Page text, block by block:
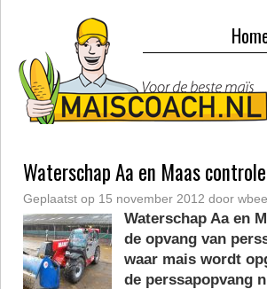
Waterschap Aa en Maas
Geplaatst op 15 november 2012 door
Waterschap Aa en
de opvang van
waar mais wordt
de perssapopvang